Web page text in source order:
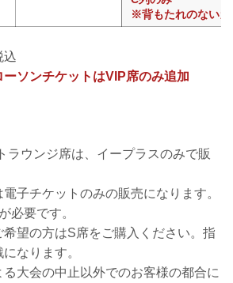
※背もたれのないカ
込
ソンチケットはVIP席のみ追加
ウンジ席は、イープラスのみで販
子チケットのみの販売になります。
必要です。
望の方はS席をご購入ください。指
なります。
大会の中止以外でのお客様の都合に